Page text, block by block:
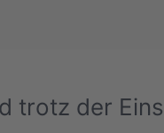
trotz der